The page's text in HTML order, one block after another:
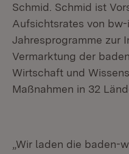
Schmid. Schmid ist
Aufsichtsrates von
Jahresprogramme zur
Vermarktung der
Wirtschaft und
Maßnahmen in 32
„Wir laden die baden-